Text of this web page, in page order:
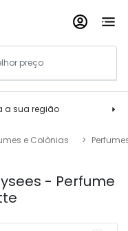
a sua região
e Colônias
- Perfume